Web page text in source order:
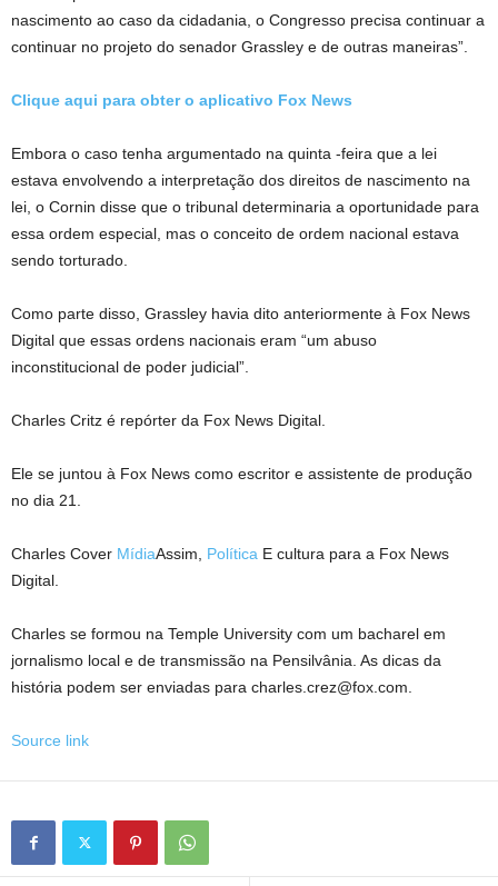
nascimento ao caso da cidadania, o Congresso precisa continuar a
continuar no projeto do senador Grassley e de outras maneiras”.
Clique aqui para obter o aplicativo Fox News
Embora o caso tenha argumentado na quinta -feira que a lei
estava envolvendo a interpretação dos direitos de nascimento na
lei, o Cornin disse que o tribunal determinaria a oportunidade para
essa ordem especial, mas o conceito de ordem nacional estava
sendo torturado.
Como parte disso, Grassley havia dito anteriormente à Fox News
Digital que essas ordens nacionais eram “um abuso
inconstitucional de poder judicial”.
Charles Critz é repórter da Fox News Digital.
Ele se juntou à Fox News como escritor e assistente de produção
no dia 21.
Charles Cover MídiaAssim, Política E cultura para a Fox News
Digital.
Charles se formou na Temple University com um bacharel em
jornalismo local e de transmissão na Pensilvânia. As dicas da
história podem ser enviadas para charles.crez@fox.com.
Source link